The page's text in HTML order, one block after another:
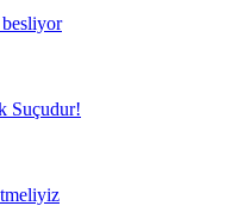
besliyor
Suçudur!